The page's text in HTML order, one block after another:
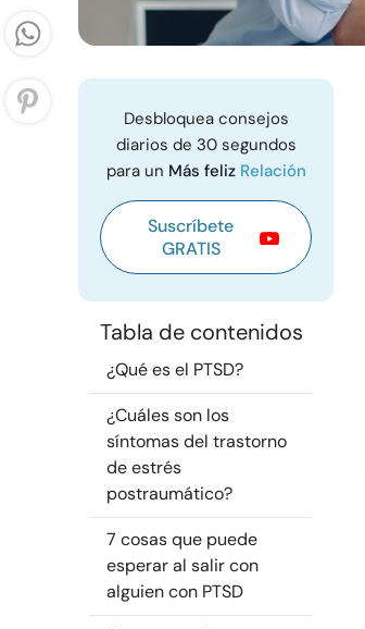
Desbloquea consejos
diarios de 30 segundos
para un Más feliz Relación
Suscríbete
GRATIS
Tabla de contenidos
¿Qué es el PTSD?
¿Cuáles son los
síntomas del trastorno
de estrés
postraumático?
7 cosas que puede
esperar al salir con
alguien con PTSD